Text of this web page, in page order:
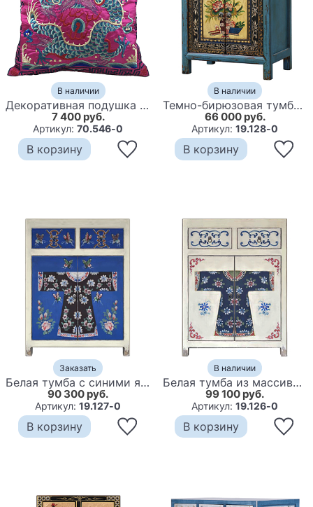
В наличии
Декоративная подушка с вышивкой Chinese Dragon Pink
7 400 руб.
Артикул:70.546-0
В корзину
В наличии
Темно-бирюзовая тумба в Китайском стиле ручная роспись Chinese Nightstand
66 000 руб.
Артикул:19.128-0
В корзину
Заказать
Белая тумба с синими ящиками и дверцами в Китайском стиле ручная роспись White Blue Chinese Nightstand
90 300 руб.
Артикул:19.127-0
В корзину
В наличии
Белая тумба из массива сосны в Китайском стиле ручная роспись White Chinese Nightstand
99 100 руб.
Артикул:19.126-0
В корзину